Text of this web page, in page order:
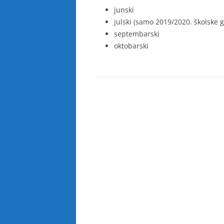
junski
julski (samo 2019/2020. školske
septembarski
oktobarski